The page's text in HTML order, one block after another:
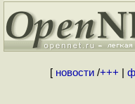
[ новости/+++